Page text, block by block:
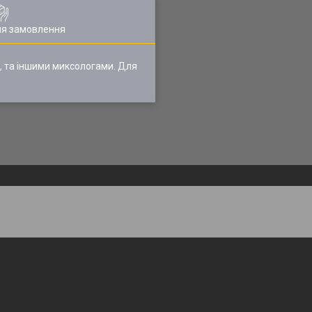
замовлення
та іншими миксологами. Для